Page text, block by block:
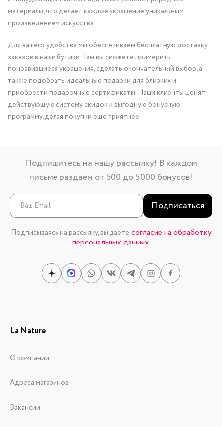
материалы, что делает каждое украшение уникальным
произведением искусства.
Для вашего удобства мы обеспечиваем бесплатную доставку
заказов в наши бутики. Там вы сможете примерить
понравившиеся украшения, сделать окончательный выбор, а
также подобрать идеальные подарки для близких и
приобрести подарочные сертификаты. Наши клиенты ценят
действующую систему скидок и выгодную бонусную
программу, делая покупки еще приятнее.
Подпишитесь на нашу рассылку! В каждом
письме раздаем от 500 до 5000 бонусов!
Подписаться
Подписываясь на рассылку, вы даете согласие на обработку
персональных данных.
La Nature
О компании
Адреса магазинов
Вакансии